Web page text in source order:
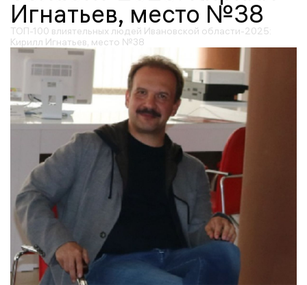
Игнатьев, место №38
ТОП-100 влиятельных людей Ивановской области-2025:
Кирилл Игнатьев, место №38